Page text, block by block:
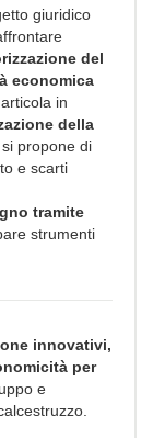
giuridico
del
economica
in
della
si propone di
e scarti
tramite
strumenti
innovativi,
per
e